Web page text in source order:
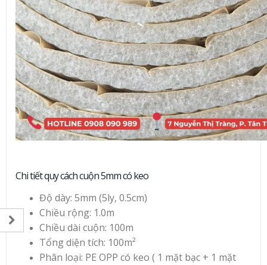
Chi tiết quy cách cuộn 5mm có keo
Độ dày: 5mm (5ly, 0.5cm)
Chiều rộng: 1.0m
Chiều dài cuộn: 100m
Tổng diện tích: 100m²
Phân loại: PE OPP có keo ( 1 mặt bạc + 1 mặt